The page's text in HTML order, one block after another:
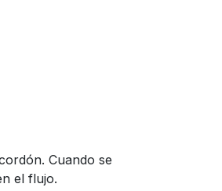
Cuando se
el flujo.